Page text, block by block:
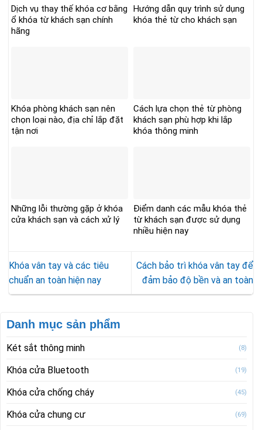
Dịch vụ thay thế khóa cơ bằng
ổ khóa từ khách sạn chính
hãng
Hướng dẫn quy trình sử dụng
khóa thẻ từ cho khách sạn
Khóa phòng khách sạn nên
chọn loại nào, địa chỉ lắp đặt
tận nơi
Cách lựa chọn thẻ từ phòng
khách sạn phù hợp khi lắp
khóa thông minh
Những lỗi thường gặp ở khóa
cửa khách sạn và cách xử lý
Điểm danh các mẫu khóa thẻ
từ khách sạn được sử dụng
nhiều hiện nay
Khóa vân tay và các tiêu
chuẩn an toàn hiện nay
Cách bảo trì khóa vân tay để
đảm bảo độ bền và an toàn
Danh mục sản phẩm
Két sắt thông minh (8)
Khóa cửa Bluetooth (19)
Khóa cửa chống cháy (45)
Khóa cửa chung cư (69)